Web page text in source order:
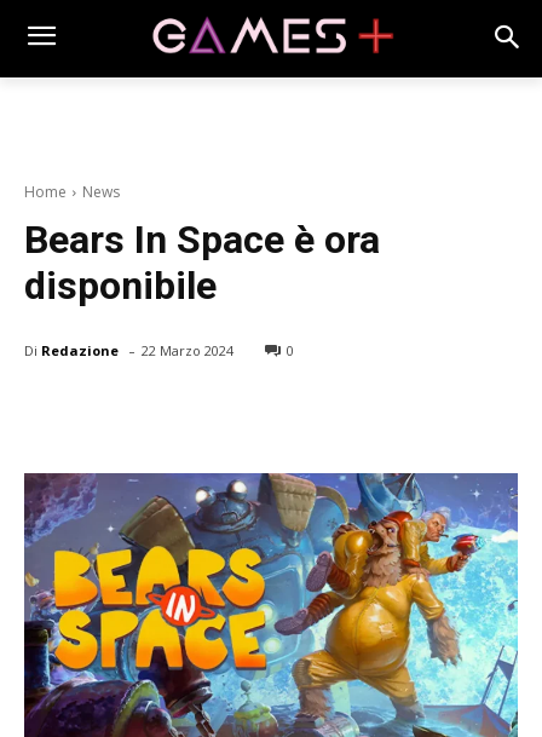
Home News
Bears In Space è ora
disponibile
Di Redazione - 22 Marzo 2024 0